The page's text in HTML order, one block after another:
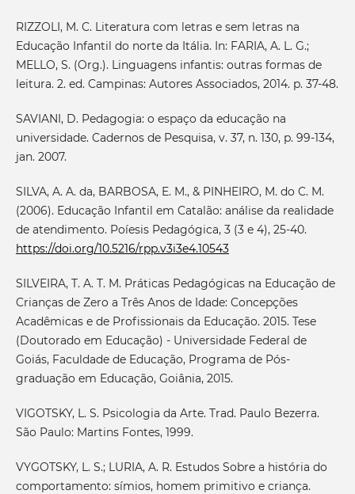
RIZZOLI, M. C. Literatura com letras e sem letras na
Educação Infantil do norte da Itália. In: FARIA, A. L. G.;
MELLO, S. (Org.). Linguagens infantis: outras formas de
leitura. 2. ed. Campinas: Autores Associados, 2014. p. 37-48.
SAVIANI, D. Pedagogia: o espaço da educação na
universidade. Cadernos de Pesquisa, v. 37, n. 130, p. 99-134,
jan. 2007.
SILVA, A. A. da, BARBOSA, E. M., & PINHEIRO, M. do C. M.
(2006). Educação Infantil em Catalão: análise da realidade
de atendimento. Poíesis Pedagógica, 3 (3 e 4), 25-40.
https://doi.org/10.5216/rpp.v3i3e4.10543
SILVEIRA, T. A. T. M. Práticas Pedagógicas na Educação de
Crianças de Zero a Três Anos de Idade: Concepções
Acadêmicas e de Profissionais da Educação. 2015. Tese
(Doutorado em Educação) - Universidade Federal de
Goiás, Faculdade de Educação, Programa de Pós-
graduação em Educação, Goiânia, 2015.
VIGOTSKY, L. S. Psicologia da Arte. Trad. Paulo Bezerra.
São Paulo: Martins Fontes, 1999.
VYGOTSKY, L. S.; LURIA, A. R. Estudos Sobre a história do
comportamento: símios, homem primitivo e criança.